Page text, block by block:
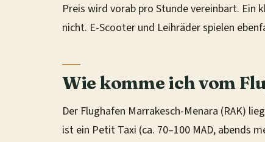
Preis wird vorab pro Stunde vereinbart. Ein
nicht. E-Scooter und Leihräder spielen
Wie komme ich vom
Der Flughafen Marrakesch-Menara (RAK)
ist ein Petit Taxi (ca. 70–100 MAD, abends